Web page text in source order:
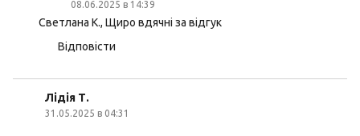
08.06.2025 в 14:39
Светлана К., Щиро вдячні за відгук
Відповісти
Лідія Т.
31.05.2025 в 04:31